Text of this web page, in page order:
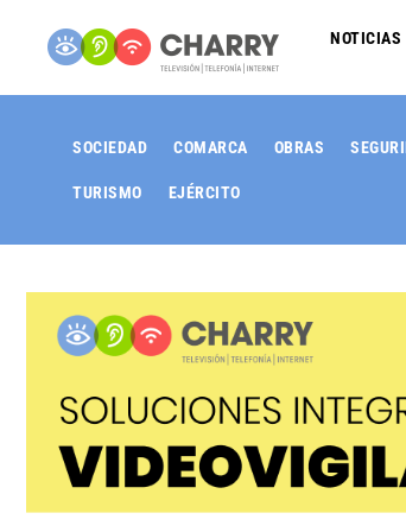
NOTICIAS
SOCIEDAD COMARCA OBRAS
TURISMO EJÉRCITO